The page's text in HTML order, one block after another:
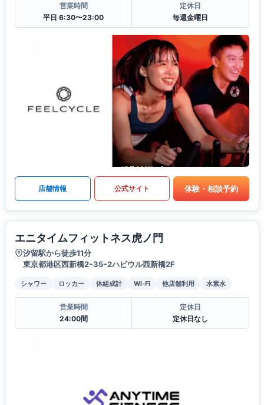
営業時間
平日 6:30〜23:00
定休日
毎週金曜日
店舗情報 公式サイト 体験・相談予約
エニタイムフィットネス虎ノ門
汐留駅から徒歩11分
東京都港区西新橋2ｰ35ｰ2ハビウル西新橋2F
シャワー ロッカー 体組成計 Wi-Fi 他店舗利用 水素水
営業時間
24:00間
定休日
定休日なし